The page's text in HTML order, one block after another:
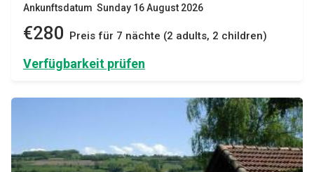
Ankunftsdatum Sunday 16 August 2026
€280 Preis für 7 nächte (2 adults, 2 children)
Verfügbarkeit prüfen